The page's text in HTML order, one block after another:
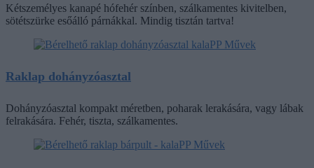
Kétszemélyes kanapé hófehér színben, szálkamentes kivitelben,
sötétszürke esőálló párnákkal. Mindig tisztán tartva!
Raklap dohányzóasztal
Dohányzóasztal kompakt méretben, poharak lerakására, vagy lábak
felrakására. Fehér, tiszta, szálkamentes.